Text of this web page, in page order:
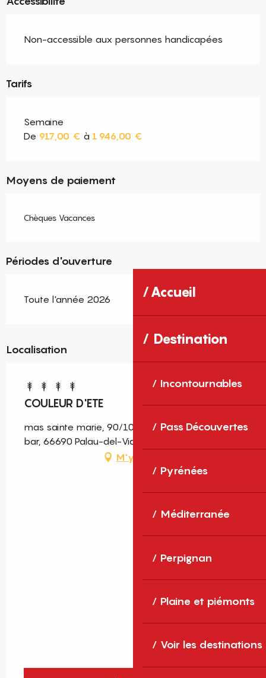
Accueil
Destination
Incontournables
Pass Découvertes
Pyrénées
Méditerranée
Perpignan
Plaine et piémonts
Voir les destinations
Non-accessible aux personnes handicapées
Tarifs
Semaine
De 917,00 € à 1 946,00 €
Moyens de paiement
Chèques Vacances
Périodes d'ouverture
Toute l'année 2026
Localisation
COULEUR D'ETE
mas sainte marie, 90/100 chemin du pla de la
bar, 66690 Palau-del-Vidre
M'y rendre